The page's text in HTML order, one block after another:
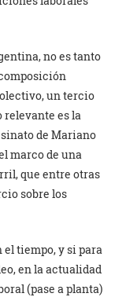
no es tanto
un tercio
relevante es la
de Mariano
marco de una
que entre otras
sobre los
el tiempo, y si para
en la actualidad
(pase a planta)